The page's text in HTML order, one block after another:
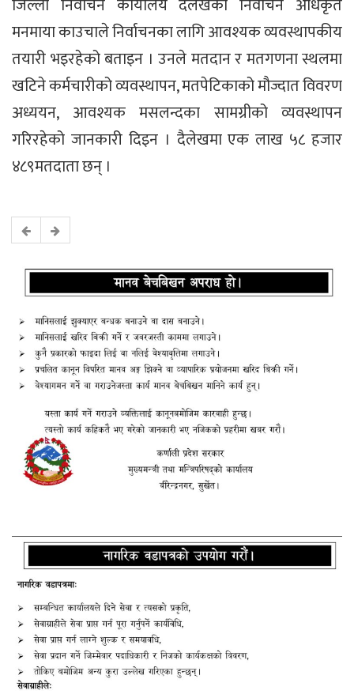
जिल्ला निर्वाचन कार्यालय दैलेखका निर्वाचन अधिकृत
मनमाया काउचाले निर्वाचनका लागि आवश्यक व्यवस्थापकीय
तयारी भइरहेको बताइन । उनले मतदान र मतगणना स्थलमा
खटिने कर्मचारीको व्यवस्थापन, मतपेटिकाको मौज्दात विवरण
अध्ययन, आवश्यक मसलन्दका सामग्रीको व्यवस्थापन
गरिरहेको जानकारी दिइन । दैलेखमा एक लाख ५८ हजार
४८९मतदाता छन् ।